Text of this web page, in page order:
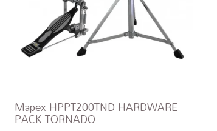
Mapex HPPT200TND HARDWARE
PACK TORNADO